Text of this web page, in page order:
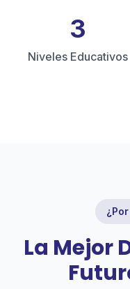
3
Niveles Educativos
La Mejor